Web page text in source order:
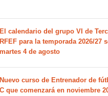
El calendario del grupo VI de
RFEF para la temporada 2026/27
martes 4 de agosto
Nuevo curso de Entrenador de
C que comenzará en noviembre